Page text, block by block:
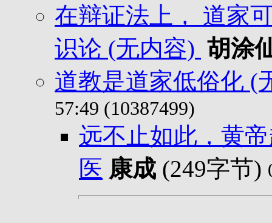
在辩证法上， 道家
识论 (无内容) 胡涂
道教是道家低俗化 (
57:49 (10387499)
远不止如此，黄
医 康成 (249字节)